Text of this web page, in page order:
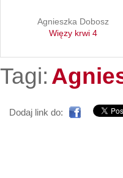
Agnieszka Dobosz
Więzy krwi 4
Tagi:
Dodaj link do: